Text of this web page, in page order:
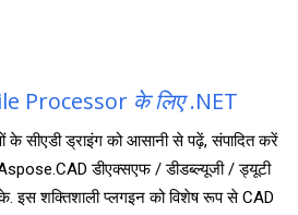
Processor के लिए.NET
के सीएडी ड्राइंग को आसानी से पढ़ें, संपादित करें
डीएक्सएफ / डीडब्ल्यूजी / ड्यूटी
इस शक्तिशाली प्लगइन को विशेष रूप से CAD